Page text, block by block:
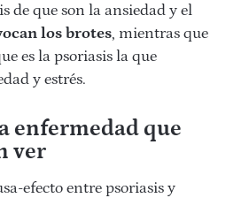
de que son la ansiedad y el
los brotes, mientras que
es la psoriasis la que
y estrés.
enfermedad que
ver
efecto entre psoriasis y